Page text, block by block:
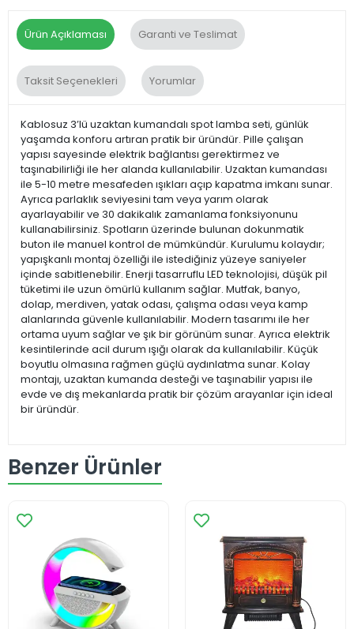
Ürün Açıklaması Garanti ve Teslimat
Taksit Seçenekleri Yorumlar
Kablosuz 3’lü uzaktan kumandalı spot lamba seti, günlük
yaşamda konforu artıran pratik bir üründür. Pille çalışan
yapısı sayesinde elektrik bağlantısı gerektirmez ve
taşınabilirliği ile her alanda kullanılabilir. Uzaktan kumandası
ile 5-10 metre mesafeden ışıkları açıp kapatma imkanı sunar.
Ayrıca parlaklık seviyesini tam veya yarım olarak
ayarlayabilir ve 30 dakikalık zamanlama fonksiyonunu
kullanabilirsiniz. Spotların üzerinde bulunan dokunmatik
buton ile manuel kontrol de mümkündür. Kurulumu kolaydır;
yapışkanlı montaj özelliği ile istediğiniz yüzeye saniyeler
içinde sabitlenebilir. Enerji tasarruflu LED teknolojisi, düşük pil
tüketimi ile uzun ömürlü kullanım sağlar. Mutfak, banyo,
dolap, merdiven, yatak odası, çalışma odası veya kamp
alanlarında güvenle kullanılabilir. Modern tasarımı ile her
ortama uyum sağlar ve şık bir görünüm sunar. Ayrıca elektrik
kesintilerinde acil durum ışığı olarak da kullanılabilir. Küçük
boyutlu olmasına rağmen güçlü aydınlatma sunar. Kolay
montajı, uzaktan kumanda desteği ve taşınabilir yapısı ile
evde ve dış mekanlarda pratik bir çözüm arayanlar için ideal
bir üründür.
Benzer Ürünler